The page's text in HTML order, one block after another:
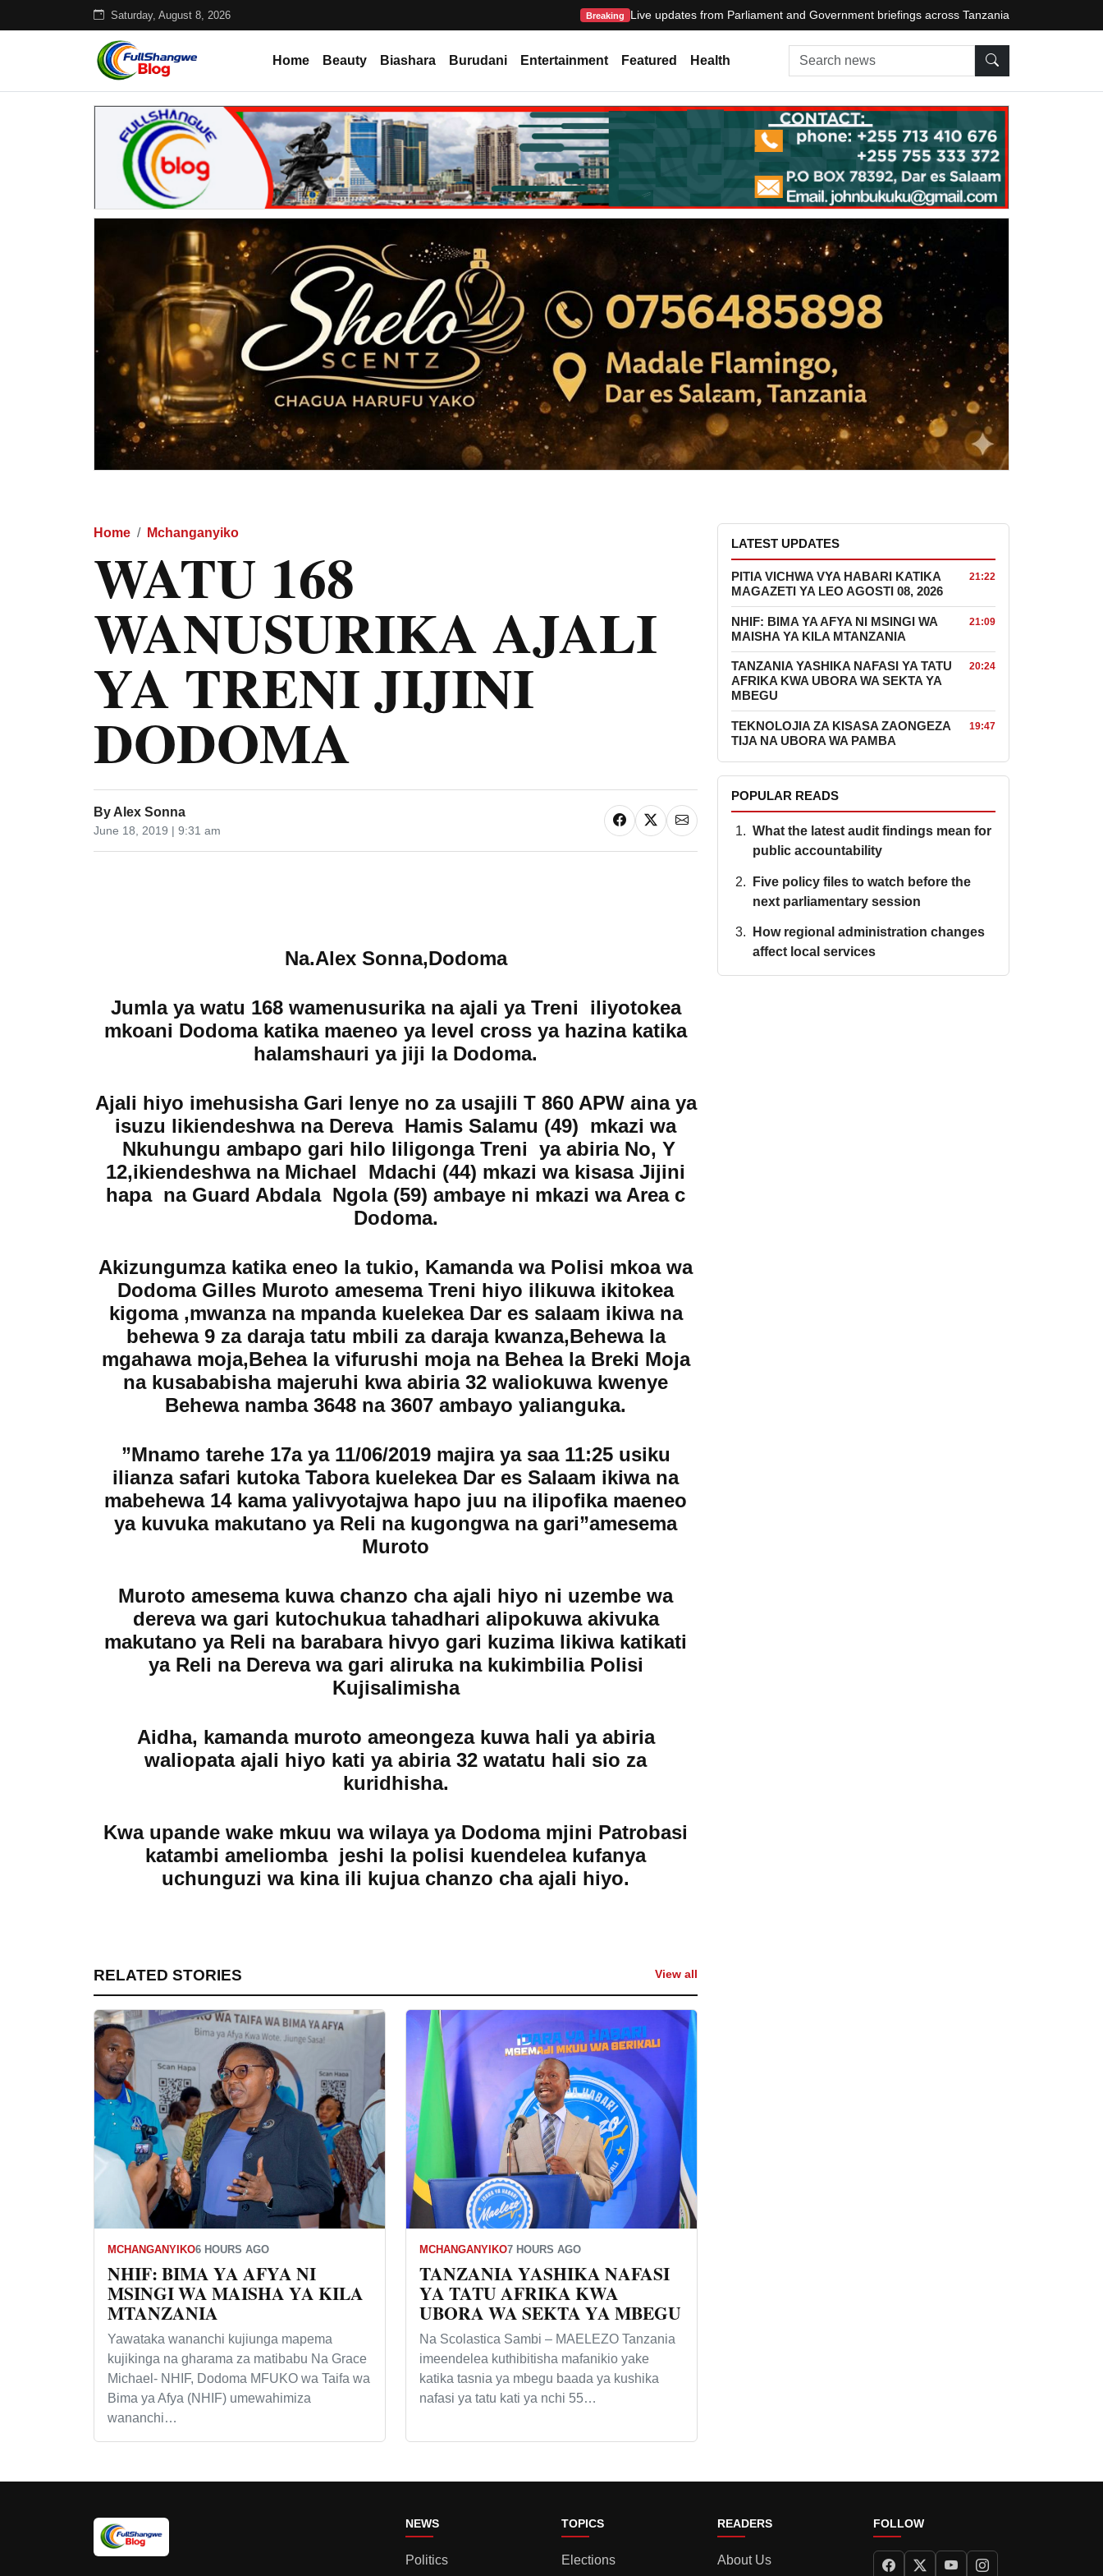
Saturday, August 8, 2026 Breaking Live updates from Parliament and Government briefings across Tanzania
Home Beauty Biashara Burudani Entertainment Featured Health Search news
Home Mchanganyiko
WATU 168
WANUSURIKA AJALI
YA TRENI JIJINI
DODOMA
By Alex Sonna
June 18, 2019 | 9:31 am
Na.Alex Sonna,Dodoma
Jumla ya watu 168 wamenusurika na ajali ya Treni iliyotokea
mkoani Dodoma katika maeneo ya level cross ya hazina katika
halamshauri ya jiji la Dodoma.
Ajali hiyo imehusisha Gari lenye no za usajili T 860 APW aina ya
isuzu likiendeshwa na Dereva Hamis Salamu (49) mkazi wa
Nkuhungu ambapo gari hilo liligonga Treni ya abiria No, Y
12,ikiendeshwa na Michael Mdachi (44) mkazi wa kisasa Jijini
hapa na Guard Abdala Ngola (59) ambaye ni mkazi wa Area c
Dodoma.
Akizungumza katika eneo la tukio, Kamanda wa Polisi mkoa wa
Dodoma Gilles Muroto amesema Treni hiyo ilikuwa ikitokea
kigoma ,mwanza na mpanda kuelekea Dar es salaam ikiwa na
behewa 9 za daraja tatu mbili za daraja kwanza,Behewa la
mgahawa moja,Behea la vifurushi moja na Behea la Breki Moja
na kusababisha majeruhi kwa abiria 32 waliokuwa kwenye
Behewa namba 3648 na 3607 ambayo yalianguka.
”Mnamo tarehe 17a ya 11/06/2019 majira ya saa 11:25 usiku
ilianza safari kutoka Tabora kuelekea Dar es Salaam ikiwa na
mabehewa 14 kama yalivyotajwa hapo juu na ilipofika maeneo
ya kuvuka makutano ya Reli na kugongwa na gari”amesema
Muroto
Muroto amesema kuwa chanzo cha ajali hiyo ni uzembe wa
dereva wa gari kutochukua tahadhari alipokuwa akivuka
makutano ya Reli na barabara hivyo gari kuzima likiwa katikati
ya Reli na Dereva wa gari aliruka na kukimbilia Polisi
Kujisalimisha
Aidha, kamanda muroto ameongeza kuwa hali ya abiria
waliopata ajali hiyo kati ya abiria 32 watatu hali sio za
kuridhisha.
Kwa upande wake mkuu wa wilaya ya Dodoma mjini Patrobasi
katambi ameliomba jeshi la polisi kuendelea kufanya
uchunguzi wa kina ili kujua chanzo cha ajali hiyo.
RELATED STORIES View all
MCHANGANYIKO6 HOURS AGO
NHIF: BIMA YA AFYA NI
MSINGI WA MAISHA YA KILA
MTANZANIA
Yawataka wananchi kujiunga mapema
kujikinga na gharama za matibabu Na Grace
Michael- NHIF, Dodoma MFUKO wa Taifa wa
Bima ya Afya (NHIF) umewahimiza
wananchi…
MCHANGANYIKO7 HOURS AGO
TANZANIA YASHIKA NAFASI
YA TATU AFRIKA KWA
UBORA WA SEKTA YA MBEGU
Na Scolastica Sambi – MAELEZO Tanzania
imeendelea kuthibitisha mafanikio yake
katika tasnia ya mbegu baada ya kushika
nafasi ya tatu kati ya nchi 55…
LATEST UPDATES
PITIA VICHWA VYA HABARI KATIKA
MAGAZETI YA LEO AGOSTI 08, 2026
21:22
NHIF: BIMA YA AFYA NI MSINGI WA
MAISHA YA KILA MTANZANIA
21:09
TANZANIA YASHIKA NAFASI YA TATU
AFRIKA KWA UBORA WA SEKTA YA
MBEGU
20:24
TEKNOLOJIA ZA KISASA ZAONGEZA
TIJA NA UBORA WA PAMBA
19:47
POPULAR READS
What the latest audit findings mean for
public accountability
Five policy files to watch before the
next parliamentary session
How regional administration changes
affect local services
NEWS
Politics
TOPICS
Elections
READERS
About Us
FOLLOW